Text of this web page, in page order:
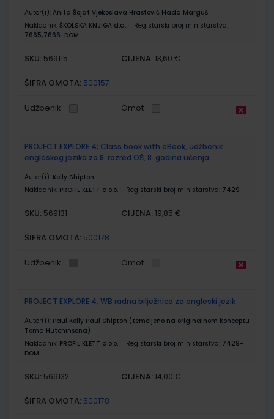
Autor(i): Anita Šojat Vjekoslava Hrastović Nada Marguš
Nakladnik: ŠKOLSKA KNJIGA d.d.
Registarski broj ministarstva:
7665;7666-DOM
SKU: 569115 CIJENA: 13,60 €
ŠIFRA OMOTA: 500157
Udžbenik Omot
PROJECT EXPLORE 4; Class book with eBook, udžbenik
engleskog jezika za 8. razred OŠ, 8. godina učenja
Autor(i): Kelly Shipton
Nakladnik: PROFIL KLETT d.o.o. Registarski broj ministarstva: 7429
SKU: 569131 CIJENA: 19,85 €
ŠIFRA OMOTA: 500178
Udžbenik Omot
PROJECT EXPLORE 4; WB radna bilježnica za engleski jezik
Autor(i): Paul Kelly Paul Shipton (temeljeno na originalnom konceptu
Toma Hutchinsona)
Nakladnik: PROFIL KLETT d.o.o. Registarski broj ministarstva: 7429-
DOM
SKU: 569132 CIJENA: 14,00 €
ŠIFRA OMOTA: 500178